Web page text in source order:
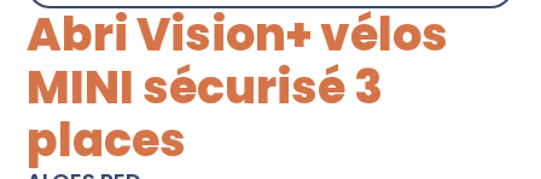
Abri Vision+ vélos
MINI sécurisé 3
places